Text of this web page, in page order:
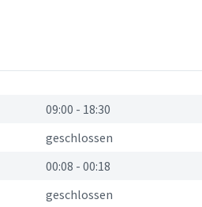
09:00 - 18:30
geschlossen
00:08 - 00:18
geschlossen